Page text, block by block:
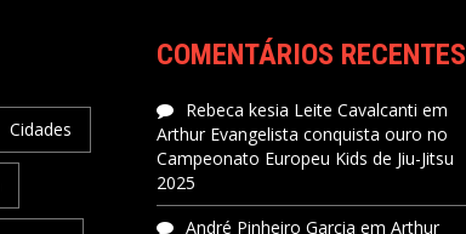
Cidades
COMENTÁRIOS RECENTES
Rebeca kesia Leite Cavalcanti em
Arthur Evangelista conquista ouro no
Campeonato Europeu Kids de Jiu-Jitsu
2025
André Pinheiro Garcia em Arthur